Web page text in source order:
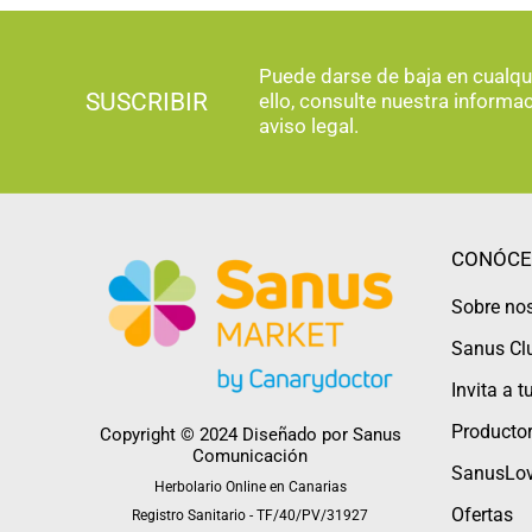
SUSCRIBIR
Puede darse de baja en
ello, consulte nuestra
aviso legal.
Copyright © 2024 Diseñado por Sanus
Comunicación
Herbolario Online en Canarias
Registro Sanitario - TF/40/PV/31927
Sobre
Sanus
Invita a
Ofertas